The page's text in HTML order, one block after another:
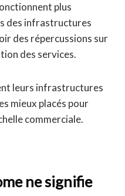
plus
des infrastructures
des répercussions sur
des services.
leurs infrastructures
mieux placés pour
commerciale.
ne signifie